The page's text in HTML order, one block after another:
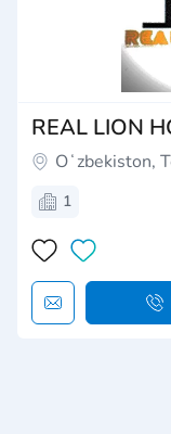
REAL LION
Oʻzbekiston,
1